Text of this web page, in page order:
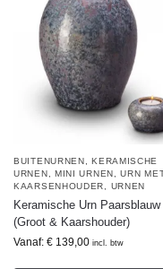
BUITENURNEN ,KERAMISCHE
URNEN
MINI URNEN ,URN
KAARSENHOUDER
URNEN
Keramische Urn Paarsblauw
(Groot & Kaarshouder)
Vanaf: € 139,00 incl. btw